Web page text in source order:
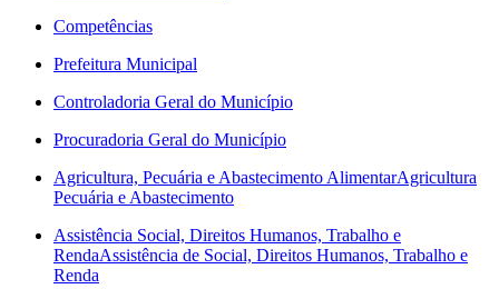
Competências
Prefeitura Municipal
Controladoria Geral do Município
Procuradoria Geral do Município
Agricultura, Pecuária e Abastecimento AlimentarAgricultura
Pecuária e Abastecimento
Assistência Social, Direitos Humanos, Trabalho e
RendaAssistência de Social, Direitos Humanos, Trabalho e
Renda